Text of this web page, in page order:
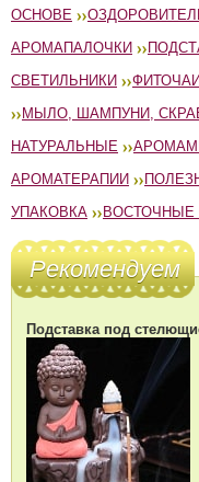
ОСНОВЕ
АРОМАПАЛОЧКИ
СВЕТИЛЬНИКИ
ФИТОЧАИ
МЫЛО, ШАМПУНИ,
НАТУРАЛЬНЫЕ
АРОМАТЕРАПИИ
УПАКОВКА
ВОСТОЧНЫЕ
Рекомендуем
Подставка под